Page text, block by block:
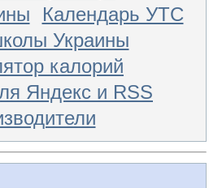
Календарь УТС
Украины
калорий
Яндекс и RSS